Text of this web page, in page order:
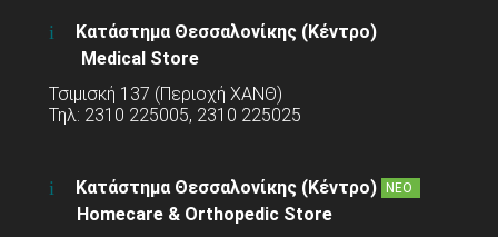
Κατάστημα Θεσσαλονίκης (Κέντρο)
Medical Store
Τσιμισκή 137 (Περιοχή ΧΑΝΘ)
Τηλ: 2310 225005, 2310 225025
Κατάστημα Θεσσαλονίκης (Κέντρο) ΝΕΟ
Homecare & Orthopedic Store